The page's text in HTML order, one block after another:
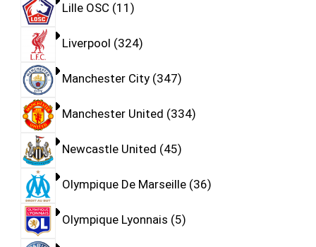
Lille OSC 11
Liverpool 324
Manchester City 347
Manchester United 334
Newcastle United 45
Olympique De Marseille 36
Olympique Lyonnais 5